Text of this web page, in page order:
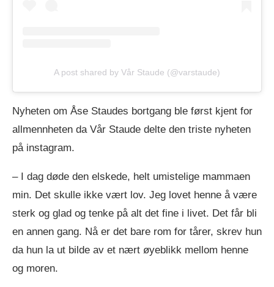
A post shared by Vår Staude (@varstaude)
Nyheten om Åse Staudes bortgang ble først kjent for
allmennheten da Vår Staude delte den triste nyheten
på instagram.
– I dag døde den elskede, helt umistelige mammaen
min. Det skulle ikke vært lov. Jeg lovet henne å være
sterk og glad og tenke på alt det fine i livet. Det får bli
en annen gang. Nå er det bare rom for tårer, skrev hun
da hun la ut bilde av et nært øyeblikk mellom henne
og moren.